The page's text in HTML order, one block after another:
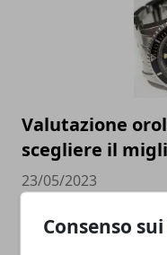
Consenso
Valutazione
scegliere il
23/05/2023